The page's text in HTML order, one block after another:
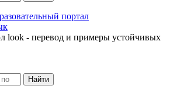
портал
look - перевод и примеры устойчивых
Найти